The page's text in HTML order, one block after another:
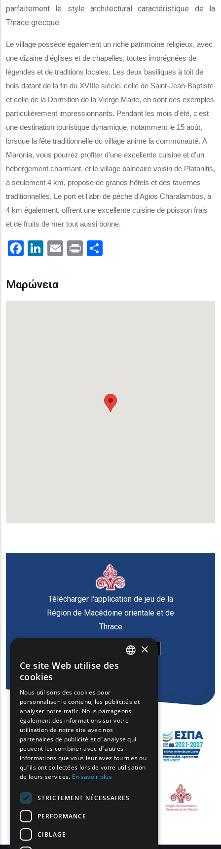
parfaitement le style architectural caractéristique de la
Thrace grecque.
Le village possède également un riche patrimoine religieux, avec
une dizaine d'églises et de chapelles, toutes imprégnées de
légendes et de traditions locales. Les deux basiliques à toit de
bois datant de la fin du XVIIIe siècle, celle de Saint-Jean-Baptiste
et celle de la Dormition de la Vierge Marie, en sont des exemples
particulièrement impressionnants. Pendant les mois d'été, c'est
une destination touristique dynamique, notamment le 15 août,
lorsque la fête traditionnelle du village anime la communauté. À
Maronia, vous pourrez profiter d'une excellente cuisine et d'un
hébergement charmant, et le village balnéaire voisin de Platanitis,
à seulement 4 km, propose de grands hôtels et des tavernes
traditionnelles. Le port et l'abri de pêche d'Agios Charalambos, à
4 km également, offrent une excellente cuisine de poisson frais
et de fruits de mer tout aussi bonne.
Facebook
LinkedIn
Email
Print
Μαρώνεια
Télécharger l'application de jeu de la
Région de Macédoine orientale et de
Thrace
FRENCH
BULGARIAN
GERMAN
ROMANIAN
TURKISH
×
Ce site Web utilise des
cookies
Nous utilisons des cookies pour
personnaliser le contenu, les publicités et
analyser notre trafic. Nous partageons
également des informations sur votre
utilisation de notre site avec nos
partenaires de publicité et d"analyse qui
peuvent les combiner avec d"autres
informations que vous leur avez fournies ou
qu"ils ont collectées lors de votre utilisation
de leurs services. En savoir plus
STRICTEMENT NÉCESSAIRES
PERFORMANCE
CIBLAGE